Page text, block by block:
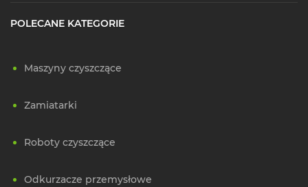
POLECANE KATEGORIE
Maszyny czyszczące
Zamiatarki
Roboty czyszczące
Odkurzacze przemysłowe